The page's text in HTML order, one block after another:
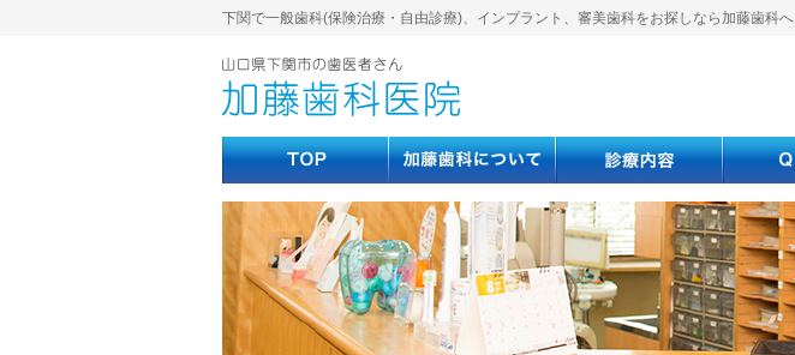
下関で一般歯科(保険治療・自由診療)、インプラント、審美歯科をお探しなら加藤歯科へ